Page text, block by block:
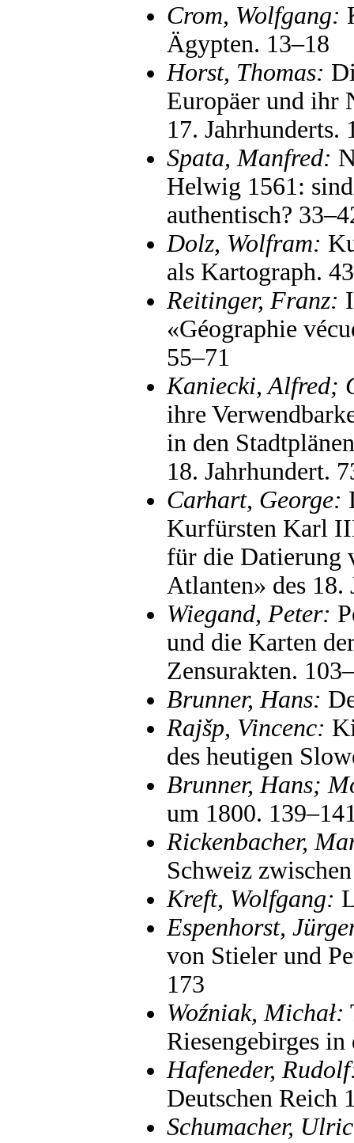
Crom, Wolfgang:
Ägypten. 13–18
Horst, Thomas:
Europäer und ihr
17. Jahrhunderts.
Spata, Manfred:
Helwig 1561:
authentisch?
Dolz, Wolfram:
als Kartograph.
Reitinger, Franz:
«Géographie
55–71
Kaniecki, Alfred;
ihre
in den
18. Jahrhundert.
Carhart, George:
Kurfürsten Karl
für die Datierung
Atlanten» des 18.
Wiegand, Peter:
und die Karten
Zensurakten.
Brunner, Hans:
Rajšp, Vincenc:
des heutigen
Brunner, Hans;
um 1800.
Rickenbacher,
Schweiz
Kreft, Wolfgang:
Espenhorst,
von Stieler und
173
Woźniak, Michał:
Riesengebirges
Hafeneder,
Deutschen Reich
Schumacher,